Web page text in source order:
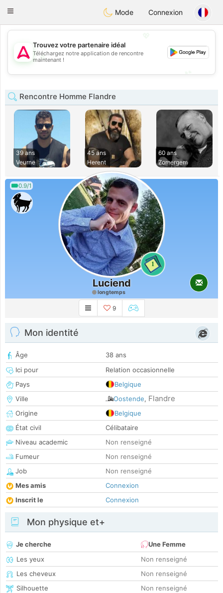
Tantôt
Toggle
Mode Connexion
💖
💕
Trouvez votre partenaire idéal
Téléchargez notre application de rencontre
maintenant !
Rencontre Homme Flandre
39 ans
Veurne
45 ans
Herent
60 ans
Zomergem
0.9/1
1
Luciend
longtemps
9
Mon identité
Âge
38 ans
Ici pour
Relation occasionnelle
Pays
Belgique
Ville
Oostende, Flandre
Origine
Belgique
État civil
Célibataire
Niveau academic
Non renseigné
Fumeur
Non renseigné
Job
Non renseigné
Mes amis
Connexion
Inscrit le
Connexion
Mon physique et+
Je cherche
Une Femme
Les yeux
Non renseigné
Les cheveux
Non renseigné
Silhouette
Non renseigné